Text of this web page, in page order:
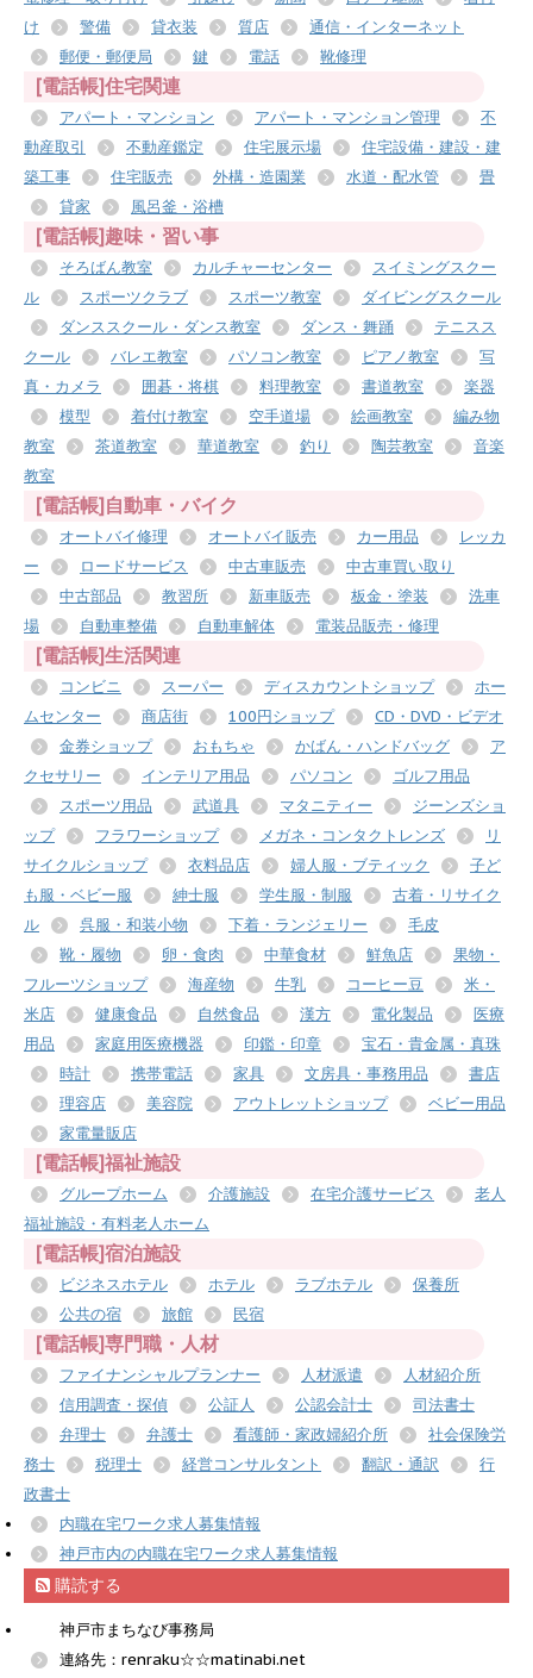
け
警備 貸衣装 質店
通信・インターネット
郵便・郵便局
鍵 電話 靴修理
[電話帳]住宅関連
アパート・マンション アパート・マンション管理
不
動産取引
不動産鑑定 住宅展示場
住宅設備・建設・建
築工事
住宅販売 外構・造園業 水道・配水管
畳
貸家
風呂釜・浴槽
[電話帳]趣味・習い事
そろばん教室 カルチャーセンター
スイミングスクー
ル
スポーツクラブ スポーツ教室
ダイビングスクール
ダンススクール・ダンス教室
ダンス・舞踊
テニスス
クール
バレエ教室 パソコン教室 ピアノ教室
写
真・カメラ
囲碁・将棋 料理教室 書道教室
楽器
模型
着付け教室 空手道場 絵画教室
編み物
教室
茶道教室 華道教室 釣り 陶芸教室
音楽
教室
[電話帳]自動車・バイク
オートバイ修理 オートバイ販売 カー用品
レッカ
ー
ロードサービス 中古車販売
中古車買い取り
中古部品
教習所 新車販売 板金・塗装
洗車
場
自動車整備 自動車解体 電装品販売・修理
[電話帳]生活関連
コンビニ スーパー ディスカウントショップ
ホー
ムセンター
商店街 100円ショップ
CD・DVD・ビデオ
金券ショップ
おもちゃ かばん・ハンドバッグ
ア
クセサリー
インテリア用品 パソコン
ゴルフ用品
スポーツ用品
武道具 マタニティー
ジーンズショ
ップ
フラワーショップ メガネ・コンタクトレンズ
リ
サイクルショップ
衣料品店 婦人服・ブティック
子ど
も服・ベビー服
紳士服 学生服・制服
古着・リサイク
ル
呉服・和装小物 下着・ランジェリー
毛皮
靴・履物
卵・食肉 中華食材 鮮魚店
果物・
フルーツショップ
海産物 牛乳 コーヒー豆
米・
米店
健康食品 自然食品 漢方 電化製品
医療
用品
家庭用医療機器 印鑑・印章
宝石・貴金属・真珠
時計
携帯電話 家具 文房具・事務用品
書店
理容店
美容院 アウトレットショップ
ベビー用品
家電量販店
[電話帳]福祉施設
グループホーム 介護施設 在宅介護サービス
老人
福祉施設・有料老人ホーム
[電話帳]宿泊施設
ビジネスホテル ホテル ラブホテル
保養所
公共の宿
旅館 民宿
[電話帳]専門職・人材
ファイナンシャルプランナー 人材派遣
人材紹介所
信用調査・探偵
公証人 公認会計士
司法書士
弁理士
弁護士 看護師・家政婦紹介所
社会保険労
務士
税理士 経営コンサルタント 翻訳・通訳
行
政書士
内職在宅ワーク求人募集情報
神戸市内の内職在宅ワーク求人募集情報
購読する
神戸市まちなび事務局
連絡先：renraku☆☆matinabi.net